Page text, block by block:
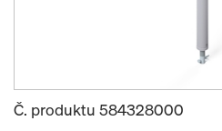
Č. produktu 584328000